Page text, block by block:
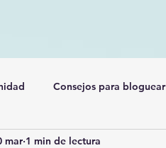
Consejos para bloguear
mar 1 min de lectura